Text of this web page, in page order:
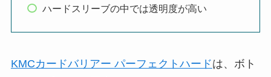
ハードスリーブの中では透明度が高い
KMCカードバリアー パーフェクトハードは、ボト